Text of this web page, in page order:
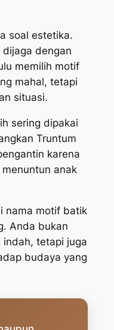
soal estetika.
dengan
memilih motif
mahal, tetapi
situasi.
sering dipakai
Truntum
karena
anak
nama motif batik
Anda bukan
indah, tetapi juga
budaya yang